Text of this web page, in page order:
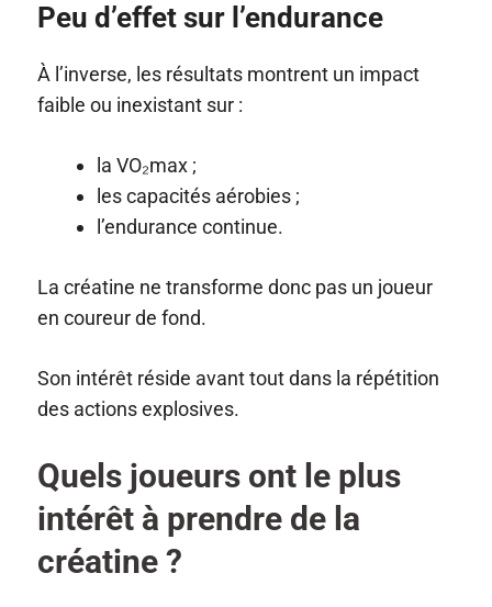
Peu d’effet sur l’endurance
À l’inverse, les résultats montrent un impact
faible ou inexistant sur :
la VO₂max ;
les capacités aérobies ;
l’endurance continue.
La créatine ne transforme donc pas un joueur
en coureur de fond.
Son intérêt réside avant tout dans la répétition
des actions explosives.
Quels joueurs ont le plus
intérêt à prendre de la
créatine ?